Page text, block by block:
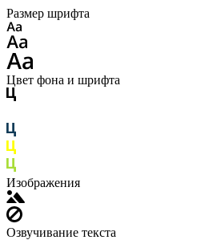
Размер шрифта
Цвет фона и шрифта
Изображения
Озвучивание текста